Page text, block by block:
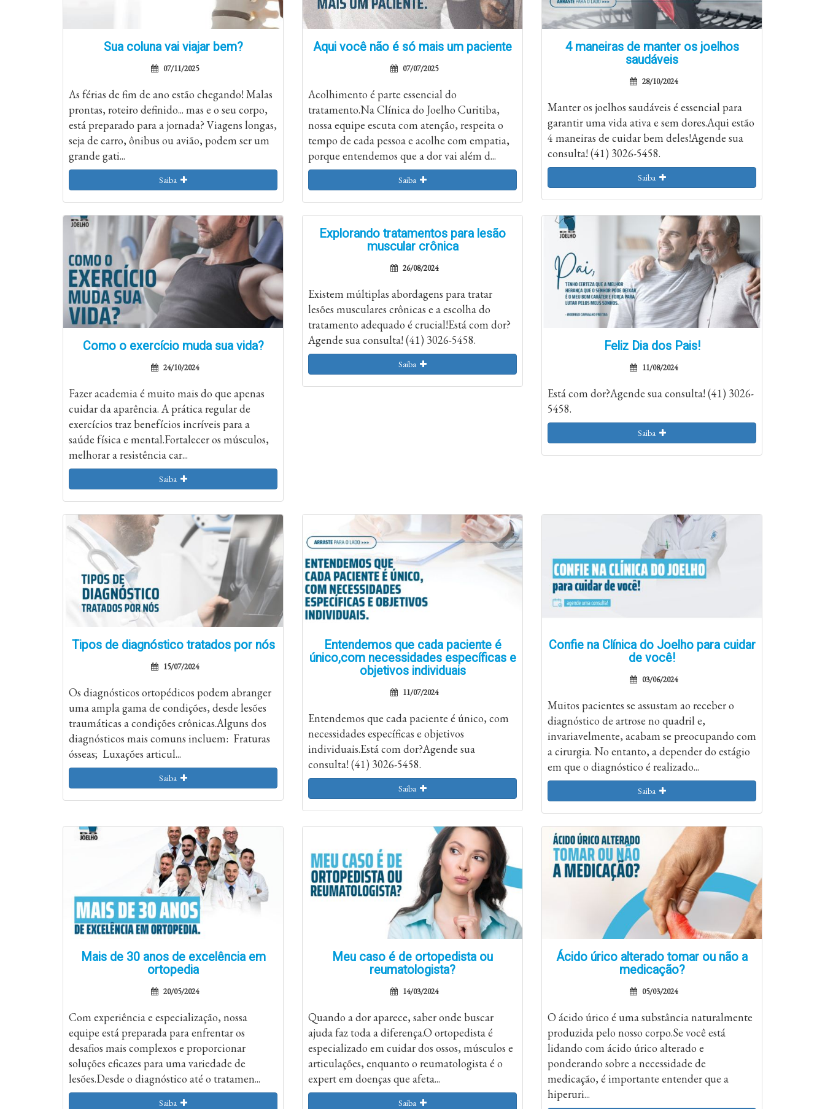
Sua coluna vai viajar bem?
07/11/2025
As férias de fim de ano estão chegando! Malas
prontas, roteiro definido... mas e o seu corpo,
está preparado para a jornada? Viagens longas,
seja de carro, ônibus ou avião, podem ser um
grande gati...
Saiba
Aqui você não é só mais um paciente
07/07/2025
Acolhimento é parte essencial do
tratamento.Na Clínica do Joelho Curitiba,
nossa equipe escuta com atenção, respeita o
tempo de cada pessoa e acolhe com empatia,
porque entendemos que a dor vai além d...
Saiba
4 maneiras de manter os joelhos
saudáveis
28/10/2024
Manter os joelhos saudáveis é essencial para
garantir uma vida ativa e sem dores.Aqui estão
4 maneiras de cuidar bem deles!Agende sua
consulta! (41) 3026-5458.
Saiba
Como o exercício muda sua vida?
24/10/2024
Fazer academia é muito mais do que apenas
cuidar da aparência. A prática regular de
exercícios traz benefícios incríveis para a
saúde física e mental.Fortalecer os músculos,
melhorar a resistência car...
Saiba
Explorando tratamentos para lesão
muscular crônica
26/08/2024
Existem múltiplas abordagens para tratar
lesões musculares crônicas e a escolha do
tratamento adequado é crucial!Está com dor?
Agende sua consulta! (41) 3026-5458.
Saiba
Feliz Dia dos Pais!
11/08/2024
Está com dor?Agende sua consulta! (41) 3026-
5458.
Saiba
Tipos de diagnóstico tratados por nós
15/07/2024
Os diagnósticos ortopédicos podem abranger
uma ampla gama de condições, desde lesões
traumáticas a condições crônicas.Alguns dos
diagnósticos mais comuns incluem: Fraturas
ósseas; Luxações articul...
Saiba
Entendemos que cada paciente é
único,com necessidades específicas e
objetivos individuais
11/07/2024
Entendemos que cada paciente é único, com
necessidades específicas e objetivos
individuais.Está com dor?Agende sua
consulta! (41) 3026-5458.
Saiba
Confie na Clínica do Joelho para cuidar
de você!
03/06/2024
Muitos pacientes se assustam ao receber o
diagnóstico de artrose no quadril e,
invariavelmente, acabam se preocupando com
a cirurgia. No entanto, a depender do estágio
em que o diagnóstico é realizado...
Saiba
Mais de 30 anos de excelência em
ortopedia
20/05/2024
Com experiência e especialização, nossa
equipe está preparada para enfrentar os
desafios mais complexos e proporcionar
soluções eficazes para uma variedade de
lesões.Desde o diagnóstico até o tratamen...
Saiba
Meu caso é de ortopedista ou
reumatologista?
14/03/2024
Quando a dor aparece, saber onde buscar
ajuda faz toda a diferença.O ortopedista é
especializado em cuidar dos ossos, músculos e
articulações, enquanto o reumatologista é o
expert em doenças que afeta...
Saiba
Ácido úrico alterado tomar ou não a
medicação?
05/03/2024
O ácido úrico é uma substância naturalmente
produzida pelo nosso corpo.Se você está
lidando com ácido úrico alterado e
ponderando sobre a necessidade de
medicação, é importante entender que a
hiperuri...